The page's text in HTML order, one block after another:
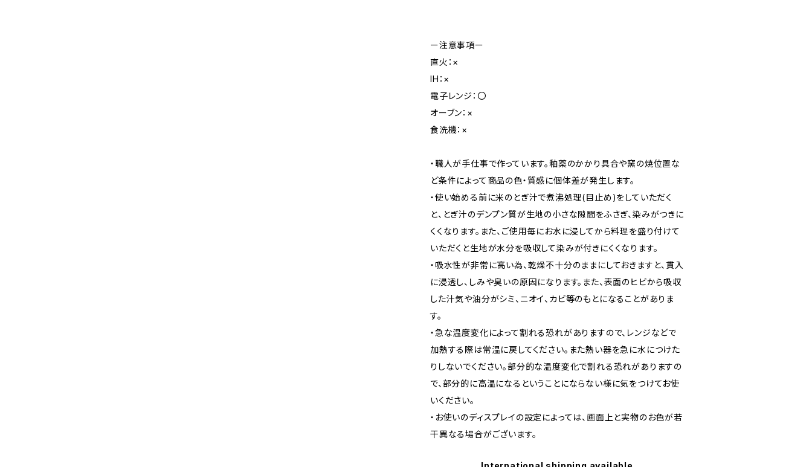
ー注意事項ー
直火：×
IH：×
電子レンジ：〇
オーブン：×
食洗機：×
・職人が手仕事で作っています。釉薬のかかり具合や窯の焼位置な
ど条件によって商品の色・質感に個体差が発生します。
・使い始める前に米のとぎ汁で煮沸処理(目止め)をしていただく
と、とぎ汁のデンプン質が生地の小さな隙間をふさぎ、染みがつきに
くくなります。また、ご使用毎にお水に浸してから料理を盛り付けて
いただくと生地が水分を吸収して染みが付きにくくなります。
・吸水性が非常に高い為、乾燥不十分のままにしておきますと、貫入
に浸透し、しみや臭いの原因になります。また、表面のヒビから吸収
した汁気や油分がシミ、ニオイ、カビ等のもとになることがありま
す。
・急な温度変化によって割れる恐れがありますので、レンジなどで
加熱する際は常温に戻してください。また熱い器を急に水につけた
りしないでください。部分的な温度変化で割れる恐れがありますの
で、部分的に高温になるということにならない様に気をつけてお使
いください。
・お使いのディスプレイの設定によっては、画面上と実物のお色が若
干異なる場合がございます。